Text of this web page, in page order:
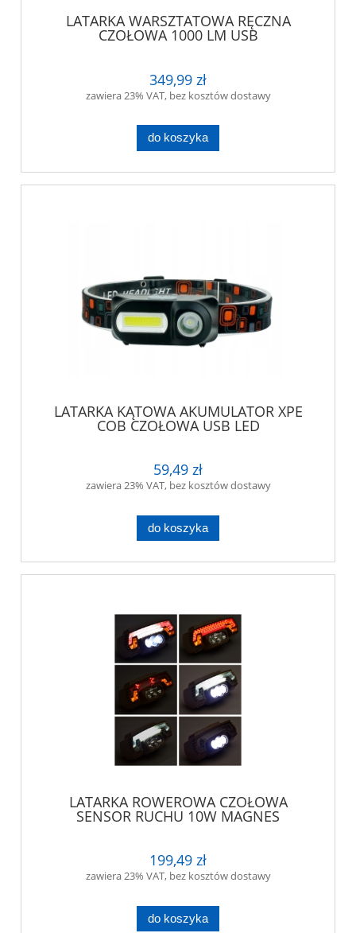
LATARKA WARSZTATOWA RĘCZNA
CZOŁOWA 1000 LM USB
349,99 zł
zawiera 23% VAT, bez kosztów dostawy
do koszyka
LATARKA KĄTOWA AKUMULATOR XPE
COB CZOŁOWA USB LED
59,49 zł
zawiera 23% VAT, bez kosztów dostawy
do koszyka
LATARKA ROWEROWA CZOŁOWA
SENSOR RUCHU 10W MAGNES
199,49 zł
zawiera 23% VAT, bez kosztów dostawy
do koszyka